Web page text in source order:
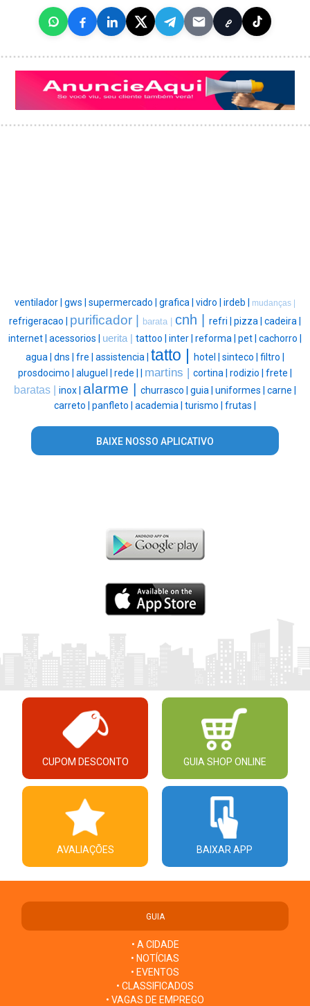
ventilador | gws | supermercado | grafica | vidro | irdeb | mudanças |
refrigeracao | purificador | barata | cnh | refri | pizza | cadeira |
internet | acessorios | uerita | tattoo | inter | reforma | pet | cachorro |
agua | dns | fre | assistencia | tatto | hotel | sinteco | filtro |
prosdocimo | aluguel | rede | martins | cortina | rodizio | frete |
baratas | inox | alarme | churrasco | guia | uniformes | carne |
carreto | panfleto | academia | turismo | frutas |
BAIXE NOSSO APLICATIVO
CUPOM DESCONTO GUIA SHOP ONLINE
AVALIAÇÕES BAIXAR APP
GUIA
• A CIDADE
• NOTÍCIAS
• EVENTOS
• CLASSIFICADOS
• VAGAS DE EMPREGO